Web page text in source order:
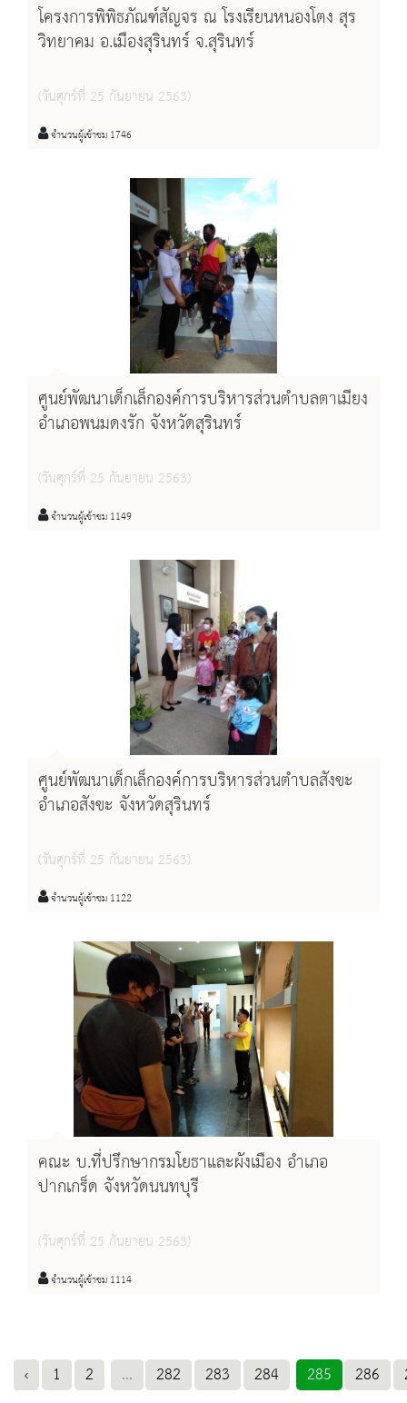
โครงการพิพิธภัณฑ์สัญจร ณ โรงเรียนหนองโตง สุร
วิทยาคม อ.เมืองสุรินทร์ จ.สุรินทร์
(วันศุกร์ที่ 25 กันยายน 2563)
จำนวนผู้เข้าชม 1746
ศูนย์พัฒนาเด็กเล็กองค์การบริหารส่วนตำบลตาเมียง
อำเภอพนมดงรัก จังหวัดสุรินทร์
(วันศุกร์ที่ 25 กันยายน 2563)
จำนวนผู้เข้าชม 1149
ศูนย์พัฒนาเด็กเล็กองค์การบริหารส่วนตำบลสังขะ
อำเภอสังขะ จังหวัดสุรินทร์
(วันศุกร์ที่ 25 กันยายน 2563)
จำนวนผู้เข้าชม 1122
คณะ บ.ที่ปรึกษากรมโยธาและผังเมือง อำเภอ
ปากเกร็ด จังหวัดนนทบุรี
(วันศุกร์ที่ 25 กันยายน 2563)
จำนวนผู้เข้าชม 1114
‹ 1 2 ... 282 283 284 285 286